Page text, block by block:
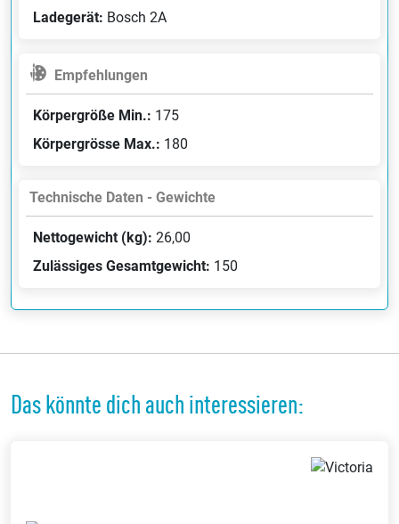
Ladegerät: Bosch 2A
Empfehlungen
Körpergröße Min.: 175
Körpergrösse Max.: 180
Technische Daten - Gewichte
Nettogewicht (kg): 26,00
Zulässiges Gesamtgewicht: 150
Das könnte dich auch interessieren: